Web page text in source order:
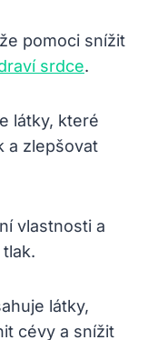
pomoci snížit
srdce.
látky, které
a⁣ zlepšovat
vlastnosti ⁤a
látky,
cévy a snížit